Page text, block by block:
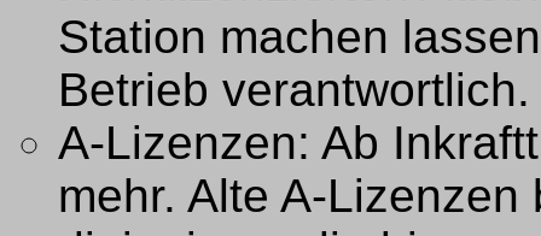
Station machen
Betrieb verantwortlich.
A-Lizenzen: Ab
mehr. Alte A-